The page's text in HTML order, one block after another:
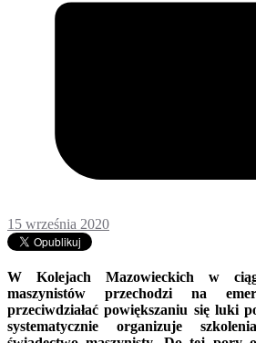
15 września 2020
W Kolejach Mazowieckich w
maszynistów przechodzi na
przeciwdziałać powiększaniu się luki
systematycznie organizuje